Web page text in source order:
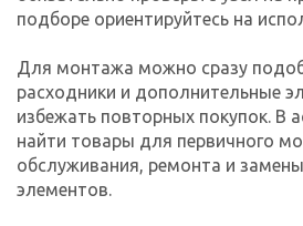
подборе ориентируйтесь на
Для монтажа можно сразу
расходники и дополнительные
избежать повторных покупок. В
найти товары для первичного
обслуживания, ремонта и
элементов.